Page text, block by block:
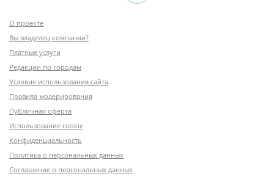
О проекте
Вы владелец компании?
Платные услуги
Редакции по городам
Условия использования сайта
Правила модерирования
Публичная оферта
Использование cookie
Конфиденциальность
Политика о персональных данных
Соглашение о персональных данных